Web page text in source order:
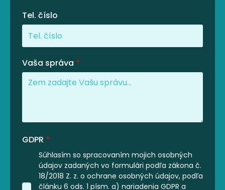
Tel. číslo
Vaša správa *
GDPR *
Súhlasím so spracovaním mojich osobných
údajov zadaných vo formulári podľa zákona č.
18/2018 Z. z. o ochrane osobných údajov, podľa
článku 6 ods. 1 písm. a) nariadenia GDPR a